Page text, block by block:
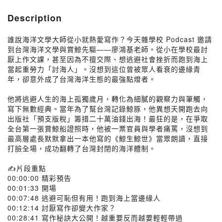
Description
誰說海洋文學大師從小就熱愛寫作？今天雜學校 Podcast 邀請
到台灣海洋文學與賞鯨先驅——廖鴻基老師。從小在學校最討
厭上作文課，甚至因為不擅交際、想逃避社會挫折而跑到海上
當起重勞力「討海人」。沒想到這位曾被眾人看衰的邊緣青
年，卻意外成了台灣海洋生態的最強點燈者。
他將逃避人生的海上孤獨歲月，轉化為細膩的觀察力與筆觸，
寫下無數經典。當年為了幫台灣記錄鯨豚，他異想天開跑去向
出版社「預支版稅」籌措二十萬油錢出海！最狂的是，在爭取
全台第一張賞鯨船證照時，他被一票官員與學者痛罵，沒想到
最高層處長默默拿出一本他寫的《鯨生鯨世》當眾朗讀，直接
打臉全場，成功翻轉了台灣封閉的海洋體制。
✍️片段重點
00:00:00 精彩預告
00:01:33 開場
00:07:48 逃避可恥但有用！跑到海上當邊緣人
00:12:14 討厭寫作卻變大作家？
00:28:41 寫作秘訣大公開！越重要反而越要輕輕帶過